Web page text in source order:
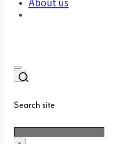
Search site
Zoeken